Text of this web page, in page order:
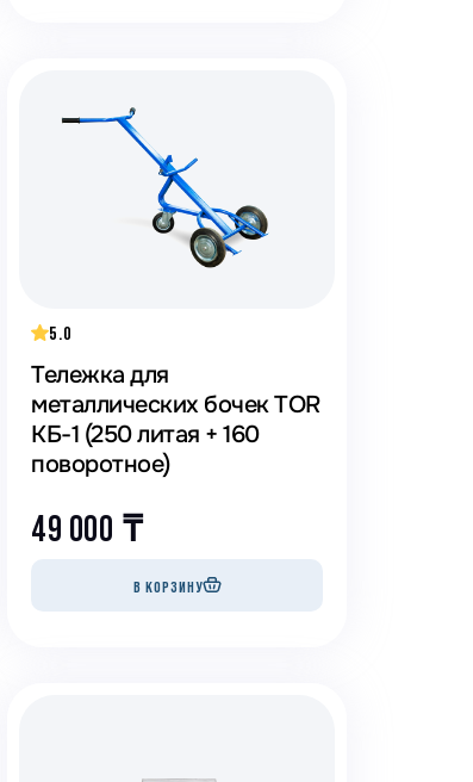
5.0
Тележка для
металлических бочек TOR
КБ-1 (250 литая + 160
поворотное)
49 000 ₸
В КОРЗИНУ